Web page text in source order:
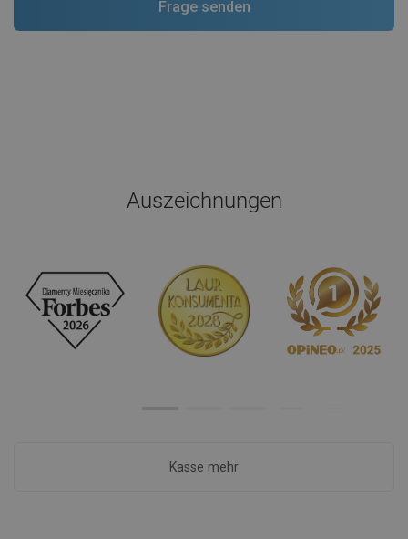
Auszeichnungen
Kasse mehr